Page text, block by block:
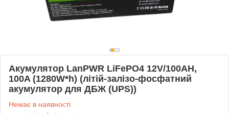
Акумулятор LanPWR LiFePO4 12V/100AH,
100A (1280W*h) (літій-залізо-фосфатний
акумулятор для ДБЖ (UPS))
Немає в наявності